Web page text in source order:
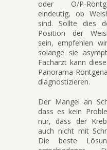
oder O/P-
eindeutig, ob
sind. Sollte dies
Position der
sein, empfehlen
solange sie
Facharzt kann
Panorama-
diagnostizieren.
Der Mangel an
dass es kein
nur, dass der
auch nicht mit
Die beste